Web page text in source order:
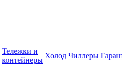
Тележки и
контейнеры
Холод Чиллеры